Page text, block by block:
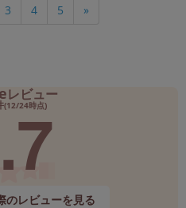
3 4 5 »
レビュー
(12/24時点)
のレビューを見る